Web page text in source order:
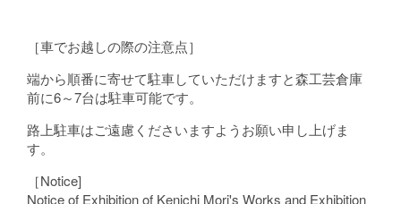
［車でお越しの際の注意点］
端から順番に寄せて駐車していただけますと森工芸倉庫
前に6～7台は駐車可能です。
路上駐車はご遠慮くださいますようお願い申し上げま
す。
［Notice]
Notice of Exhibition of Kenichi Mori's Works and Exhibition